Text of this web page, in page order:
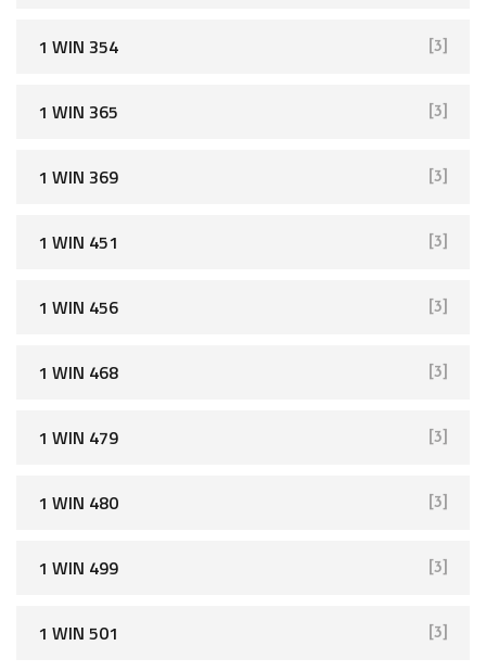
1 WIN 354 [3]
1 WIN 365 [3]
1 WIN 369 [3]
1 WIN 451 [3]
1 WIN 456 [3]
1 WIN 468 [3]
1 WIN 479 [3]
1 WIN 480 [3]
1 WIN 499 [3]
1 WIN 501 [3]